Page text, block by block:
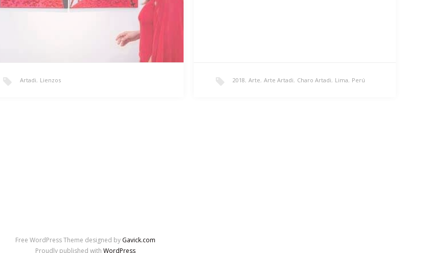
Artadi, Lienzos 2018, Arte, Arte Artadi, Charo Artadi, Lima, Perú
Free WordPress Theme designed by Gavick.com
Proudly published with WordPress